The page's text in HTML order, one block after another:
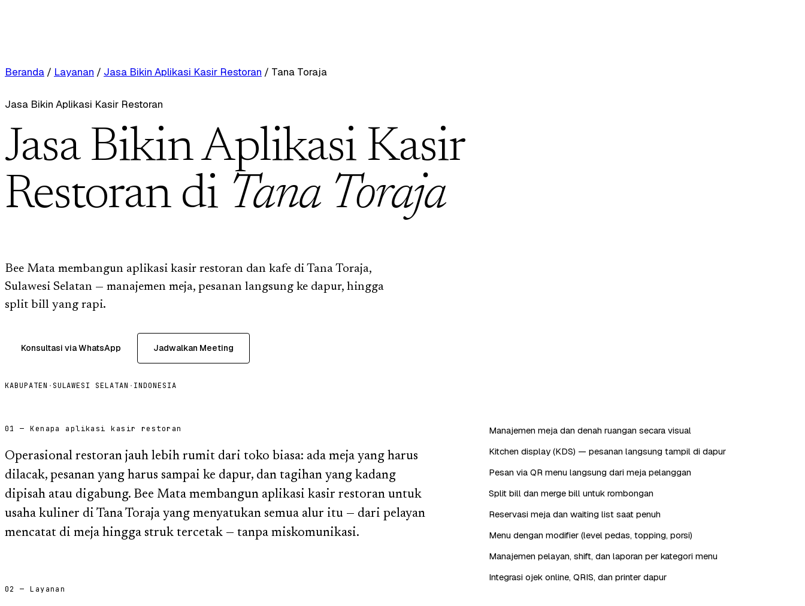
Beranda / Layanan / Jasa Bikin Aplikasi Kasir Restoran / Tana Toraja
Jasa Bikin Aplikasi Kasir Restoran
Jasa Bikin Aplikasi Kasir
Restoran di Tana Toraja
Bee Mata membangun aplikasi kasir restoran dan kafe di Tana Toraja,
Sulawesi Selatan — manajemen meja, pesanan langsung ke dapur, hingga
split bill yang rapi.
Konsultasi via WhatsApp Jadwalkan Meeting
KABUPATEN · SULAWESI SELATAN · INDONESIA
01 — Kenapa aplikasi kasir restoran
Operasional restoran jauh lebih rumit dari toko biasa: ada meja yang harus
dilacak, pesanan yang harus sampai ke dapur, dan tagihan yang kadang
dipisah atau digabung. Bee Mata membangun aplikasi kasir restoran untuk
usaha kuliner di Tana Toraja yang menyatukan semua alur itu — dari pelayan
mencatat di meja hingga struk tercetak — tanpa miskomunikasi.
Manajemen meja dan denah ruangan secara visual
Kitchen display (KDS) — pesanan langsung tampil di dapur
Pesan via QR menu langsung dari meja pelanggan
Split bill dan merge bill untuk rombongan
Reservasi meja dan waiting list saat penuh
Menu dengan modifier (level pedas, topping, porsi)
Manajemen pelayan, shift, dan laporan per kategori menu
Integrasi ojek online, QRIS, dan printer dapur
02 — Layanan